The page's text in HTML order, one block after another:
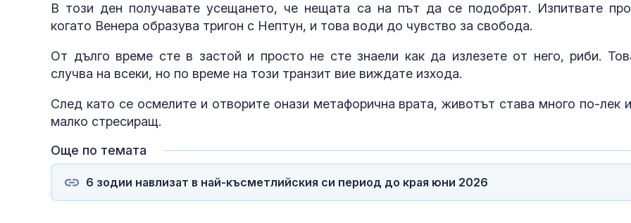
В този ден получавате усещането, че нещата са на път да се подобрят. Изпитвате
когато Венера образува тригон с Нептун, и това води до чувство за свобода.
От дълго време сте в застой и просто не сте знаели как да излезете от него, риби.
случва на всеки, но по време на този транзит вие виждате изхода.
След като се осмелите и отворите онази метафорична врата, животът става много по-лек
малко стресиращ.
Още по темата
6 зодии навлизат в най-късметлийския си период до края юни 2026
космически